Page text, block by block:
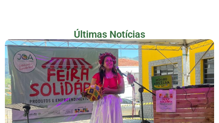
Últimas Notícias
Feira De Produtos Rurais E Economia Solidária